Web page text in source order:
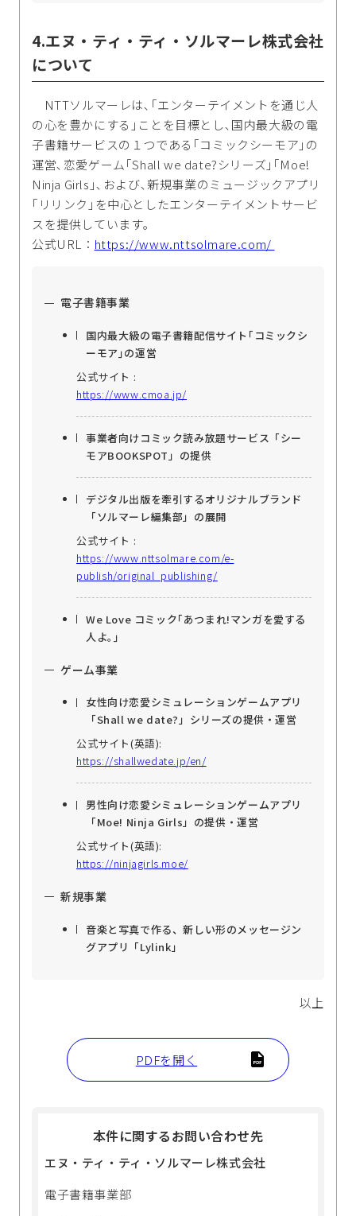
4.エヌ・ティ・ティ・ソルマーレ株式会社
について
NTTソルマーレは､｢エンターテイメントを通じ人
の心を豊かにする｣ことを目標とし､国内最大級の電
子書籍サービスの１つである｢コミックシーモア｣の
運営､恋愛ゲーム｢Shall we date?シリーズ｣｢Moe!
Ninja Girls｣､および､新規事業のミュージックアプリ
｢リリンク｣を中心としたエンターテイメントサービ
スを提供しています｡
公式URL： https://www.nttsolmare.com/
電子書籍事業
国内最大級の電子書籍配信サイト｢コミックシ
ーモア｣の運営
公式サイト :
https://www.cmoa.jp/
事業者向けコミック読み放題サービス「シー
モアBOOKSPOT」の提供
デジタル出版を牽引するオリジナルブランド
「ソルマーレ編集部」の展開
公式サイト :
https://www.nttsolmare.com/e-
publish/original_publishing/
We Love コミック｢あつまれ!マンガを愛する
人よ｡｣
ゲーム事業
女性向け恋愛シミュレーションゲームアプリ
「Shall we date?」シリーズの提供・運営
公式サイト(英語):
https://shallwedate.jp/en/
男性向け恋愛シミュレーションゲームアプリ
「Moe! Ninja Girls」の提供・運営
公式サイト(英語):
https://ninjagirls.moe/
新規事業
音楽と写真で作る、新しい形のメッセージン
グアプリ「Lylink」
以上
PDFを開く
本件に関するお問い合わせ先
エヌ・ティ・ティ・ソルマーレ株式会社
電子書籍事業部